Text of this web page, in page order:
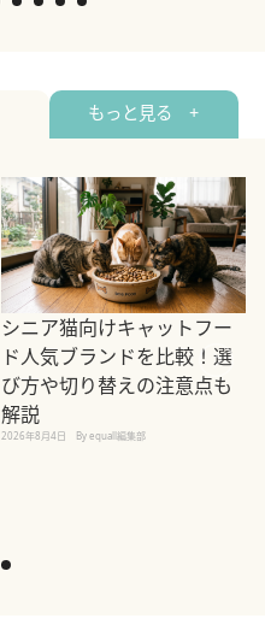
もっと見る +
シニア猫向けキャットフー
ド人気ブランドを比較！選
び方や切り替えの注意点も
解説
2026年8月4日 By equall編集部